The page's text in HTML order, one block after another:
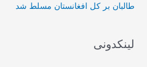
طالبان بر كل افغانستان مسلط شد
لینکدونی